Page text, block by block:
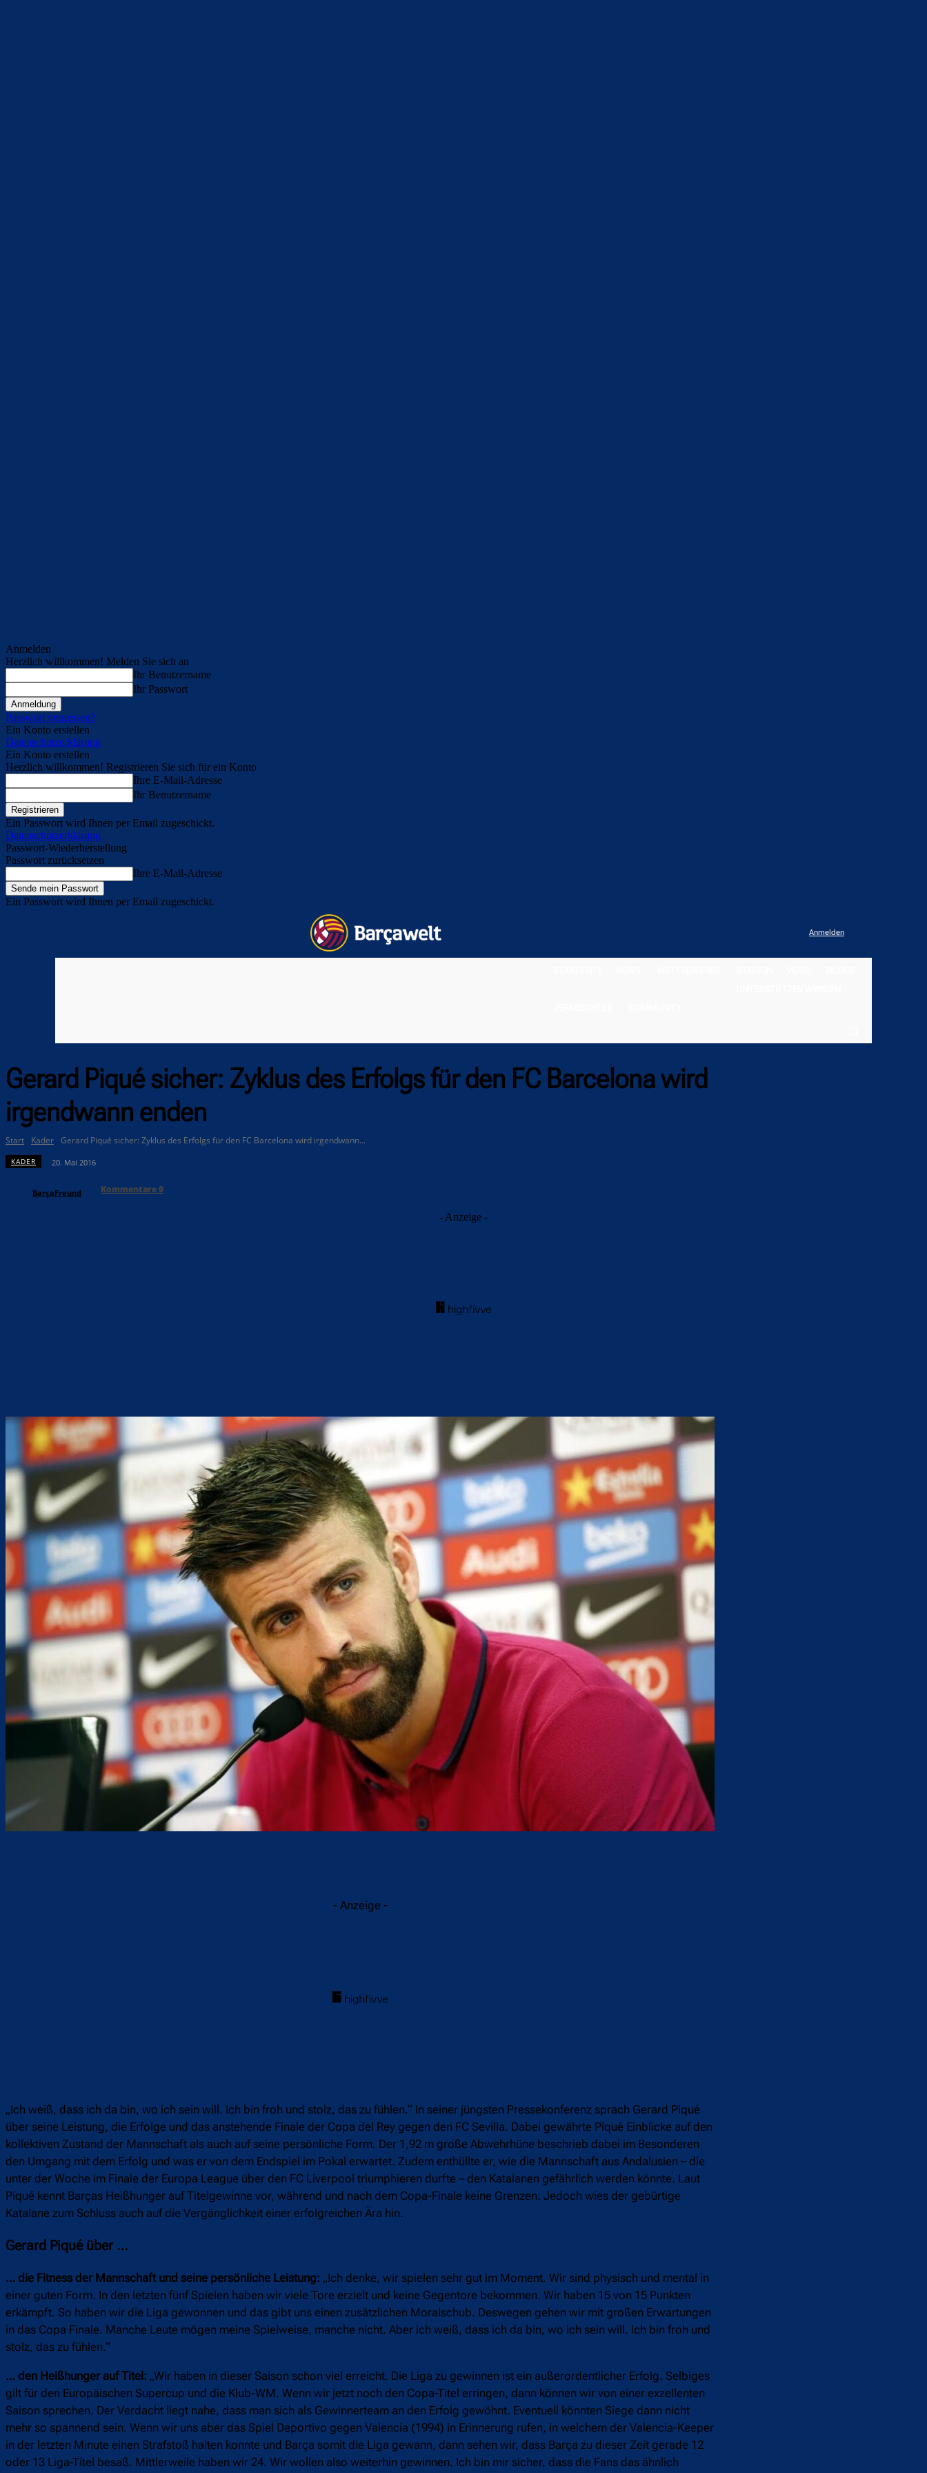
Anmelden
Herzlich willkommen! Melden Sie sich an
Ihr Benutzername
Ihr Passwort
Passwort vergessen?
Ein Konto erstellen
Datenschutzerklärung
Ein Konto erstellen
Herzlich willkommen! Registrieren Sie sich für ein Konto
Ihre E-Mail-Adresse
Ihr Benutzername
Ein Passwort wird Ihnen per Email zugeschickt.
Datenschutzerklärung
Passwort-Wiederherstellung
Passwort zurücksetzen
Ihre E-Mail-Adresse
Ein Passwort wird Ihnen per Email zugeschickt.
Anmelden
Gerard Piqué sicher: Zyklus des Erfolgs für den FC Barcelona wird
irgendwann enden
Start Kader Gerard Piqué sicher: Zyklus des Erfolgs für den FC Barcelona wird irgendwann...
KADER 20. Mai 2016
BarçaFreund Kommentare0
- Anzeige -
- Anzeige -
„Ich weiß, dass ich da bin, wo ich sein will. Ich bin froh und stolz, das zu fühlen.“ In seiner jüngsten Pressekonferenz sprach Gerard Piqué
über seine Leistung, die Erfolge und das anstehende Finale der Copa del Rey gegen den FC Sevilla. Dabei gewährte Piqué Einblicke auf den
kollektiven Zustand der Mannschaft als auch auf seine persönliche Form. Der 1,92 m große Abwehrhüne beschrieb dabei im Besonderen
den Umgang mit dem Erfolg und was er von dem Endspiel im Pokal erwartet. Zudem enthüllte er, wie die Mannschaft aus Andalusien – die
unter der Woche im Finale der Europa League über den FC Liverpool triumphieren durfte – den Katalanen gefährlich werden könnte. Laut
Piqué kennt Barças Heißhunger auf Titelgewinne vor, während und nach dem Copa-Finale keine Grenzen. Jedoch wies der gebürtige
Katalane zum Schluss auch auf die Vergänglichkeit einer erfolgreichen Ära hin.
Gerard Piqué über …
… die Fitness der Mannschaft und seine persönliche Leistung: „Ich denke, wir spielen sehr gut im Moment. Wir sind physisch und mental in
einer guten Form. In den letzten fünf Spielen haben wir viele Tore erzielt und keine Gegentore bekommen. Wir haben 15 von 15 Punkten
erkämpft. So haben wir die Liga gewonnen und das gibt uns einen zusätzlichen Moralschub. Deswegen gehen wir mit großen Erwartungen
in das Copa Finale. Manche Leute mögen meine Spielweise, manche nicht. Aber ich weiß, dass ich da bin, wo ich sein will. Ich bin froh und
stolz, das zu fühlen.“
… den Heißhunger auf Titel: „Wir haben in dieser Saison schon viel erreicht. Die Liga zu gewinnen ist ein außerordentlicher Erfolg. Selbiges
gilt für den Europäischen Supercup und die Klub-WM. Wenn wir jetzt noch den Copa-Titel erringen, dann können wir von einer exzellenten
Saison sprechen. Der Verdacht liegt nahe, dass man sich als Gewinnerteam an den Erfolg gewöhnt. Eventuell könnten Siege dann nicht
mehr so spannend sein. Wenn wir uns aber das Spiel Deportivo gegen Valencia (1994) in Erinnerung rufen, in welchem der Valencia-Keeper
in der letzten Minute einen Strafstoß halten konnte und Barça somit die Liga gewann, dann sehen wir, dass Barça zu dieser Zeit gerade 12
oder 13 Liga-Titel besaß. Mittlerweile haben wir 24. Wir wollen also weiterhin gewinnen. Ich bin mir sicher, dass die Fans das ähnlich